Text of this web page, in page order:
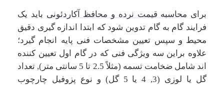
برای محاسبه قیمت نرده و محافظ آکاردئونی باید یک
فرایند گام به گام تدوین شود که ابتدا اندازه گیری دقیق
محیط و سپس تعیین مشخصات فنی پایه انجام گیرد؛
علاوه براین سه ویژگی فنی که در گام اول تعیین کننده
اند شامل ضخامت تسمه (مثلاً 2.5 تا 5 سانتی متر), تعداد
گل یا لوزی (3, 4 یا 5 گل) و نوع پزوفیل چارچوب